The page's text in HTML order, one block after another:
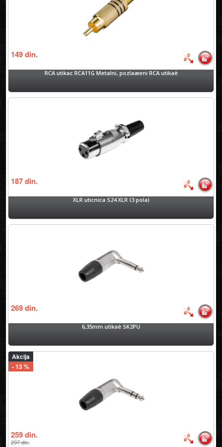
149din.
RCA utikac RCA11G Metalni, pozlaæeni RCA utikaè
187din.
XLR uticnica S24 XLR (3 pola)
269din.
6,35mm utikaè SK2PU
Akcija
- 13 %
259din.
297din.